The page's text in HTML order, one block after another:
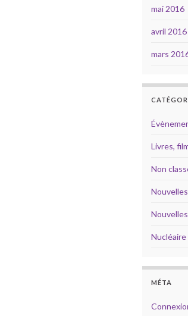
mai 2016
avril 2016
mars
Livres,
Non
MÉTA